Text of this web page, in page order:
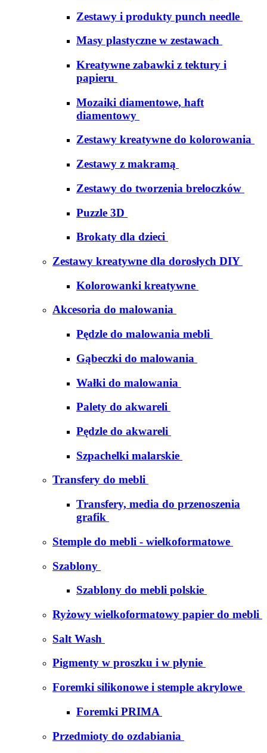
Zestawy i produkty punch needle
Masy plastyczne w zestawach
Kreatywne zabawki z tektury i
papieru
Mozaiki diamentowe, haft
diamentowy
Zestawy kreatywne do kolorowania
Zestawy z makramą
Zestawy do tworzenia breloczków
Puzzle 3D
Brokaty dla dzieci
Zestawy kreatywne dla dorosłych DIY
Kolorowanki kreatywne
Akcesoria do malowania
Pędzle do malowania mebli
Gąbeczki do malowania
Wałki do malowania
Palety do akwareli
Pędzle do akwareli
Szpachelki malarskie
Transfery do mebli
Transfery, media do przenoszenia
grafik
Stemple do mebli - wielkoformatowe
Szablony
Szablony do mebli polskie
Ryżowy wielkoformatowy papier do mebli
Salt Wash
Pigmenty w proszku i w płynie
Foremki silikonowe i stemple akrylowe
Foremki PRIMA
Przedmioty do ozdabiania